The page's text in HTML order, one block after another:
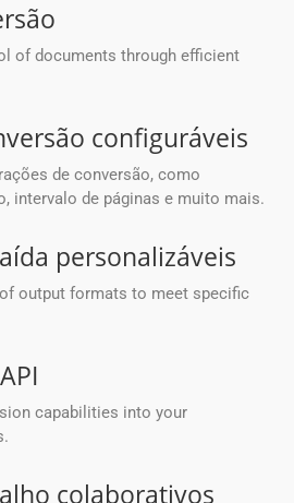
of documents through efficient
configuráveis
de conversão, como
intervalo de páginas e muito mais.
personalizáveis
output formats to meet specific
capabilities into your
colaborativos